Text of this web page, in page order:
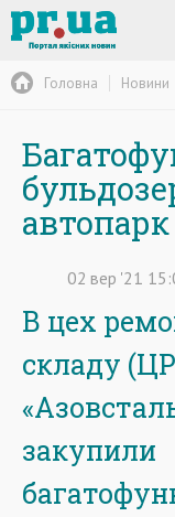
Головна Новини
автопарк
02 вер '21
В цех
складу
закупили